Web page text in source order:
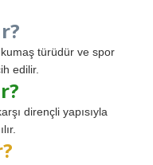
türüdür ve spor
edilir.
dirençli yapısıyla